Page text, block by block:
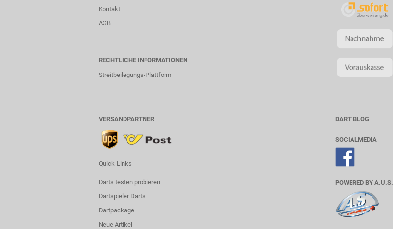
Kontakt
AGB
RECHTLICHE INFORMATIONEN
Streitbeilegungs-Plattform
VERSANDPARTNER
Quick-Links
Darts testen probieren
Dartspieler Darts
Dartpackage
Neue Artikel
DART BLOG
SOCIALMEDIA
POWERED BY A.U.S.